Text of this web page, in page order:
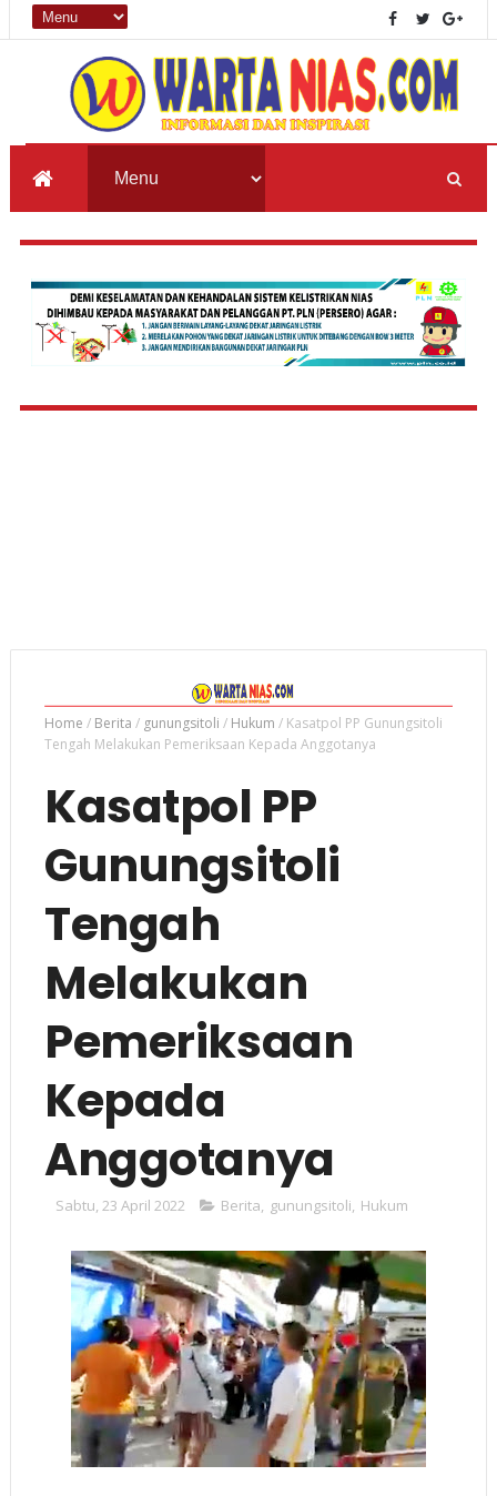
Home / Berita / gunungsitoli / Hukum / Kasatpol PP Gunungsitoli
Tengah Melakukan Pemeriksaan Kepada Anggotanya
Kasatpol PP
Gunungsitoli
Tengah
Melakukan
Pemeriksaan
Kepada
Anggotanya
Sabtu, 23 April 2022 Berita, gunungsitoli, Hukum